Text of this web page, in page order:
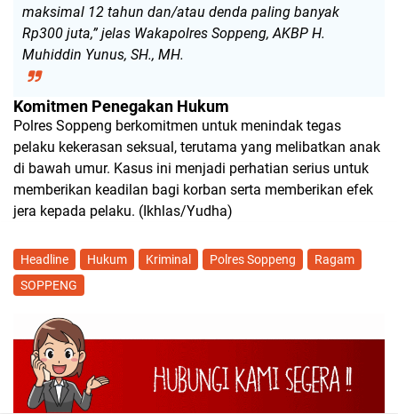
maksimal 12 tahun dan/atau denda paling banyak
Rp300 juta,” jelas Wakapolres Soppeng, AKBP H.
Muhiddin Yunus, SH., MH.
Komitmen Penegakan Hukum
Polres Soppeng berkomitmen untuk menindak tegas
pelaku kekerasan seksual, terutama yang melibatkan anak
di bawah umur. Kasus ini menjadi perhatian serius untuk
memberikan keadilan bagi korban serta memberikan efek
jera kepada pelaku. (Ikhlas/Yudha)
Headline Hukum Kriminal Polres Soppeng
Ragam
SOPPENG